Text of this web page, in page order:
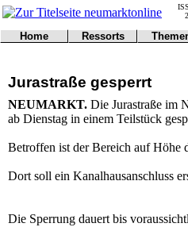
Jurastraße gesperrt
NEUMARKT. Die Jurastraße im
ab Dienstag in einem Teilstück
Betroffen ist der Bereich auf Höhe
Dort soll ein Kanalhausanschluss
Die Sperrung dauert bis
Home
Notfall
Impressum
Ressorts
Wirtschaft
Sport
Polizei
Leser
Online
Tipps
Land
@NM
Tiere